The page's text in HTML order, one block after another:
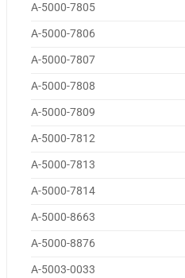
A-5000-7805
A-5000-7806
A-5000-7807
A-5000-7808
A-5000-7809
A-5000-7812
A-5000-7813
A-5000-7814
A-5000-8663
A-5000-8876
A-5003-0033